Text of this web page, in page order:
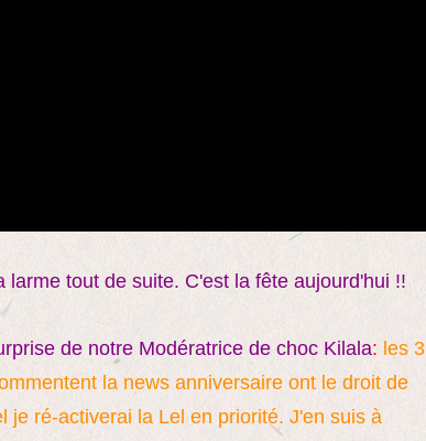
larme tout de suite. C'est la fête aujourd'hui !!
de notre Modératrice de choc Kilala: les 3
la news anniversaire ont le droit de
je ré-activerai la Lel en priorité. J'en suis à